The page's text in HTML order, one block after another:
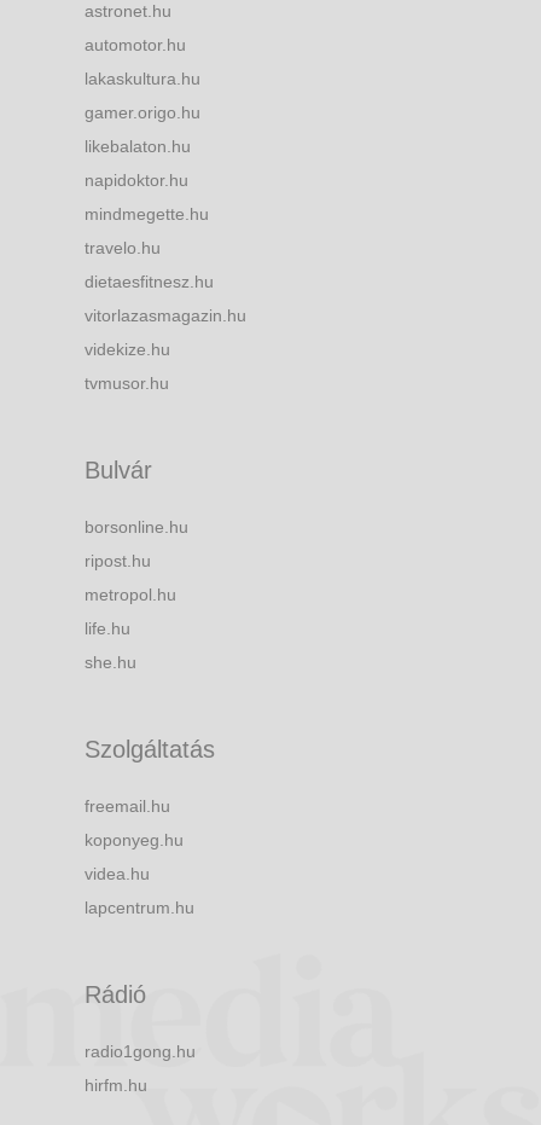
astronet.hu
automotor.hu
lakaskultura.hu
gamer.origo.hu
likebalaton.hu
napidoktor.hu
mindmegette.hu
travelo.hu
dietaesfitnesz.hu
vitorlazasmagazin.hu
videkize.hu
tvmusor.hu
Bulvár
borsonline.hu
ripost.hu
metropol.hu
life.hu
she.hu
Szolgáltatás
freemail.hu
koponyeg.hu
videa.hu
lapcentrum.hu
Rádió
radio1gong.hu
hirfm.hu